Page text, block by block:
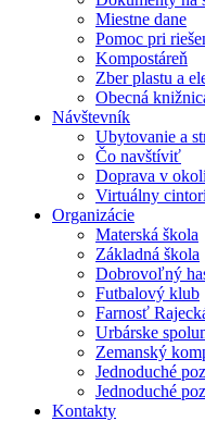
Miestne dane
Pomoc pri
Kompostáreň
Zber plastu a
Obecná
Návštevník
Ubytovanie a
Čo navštíviť
Doprava v
Virtuálny
Organizácie
Materská škola
Základná škola
Dobrovoľný
Futbalový klub
Farnosť
Urbárske
Zemanský
Jednoduché
Jednoduché
Kontakty